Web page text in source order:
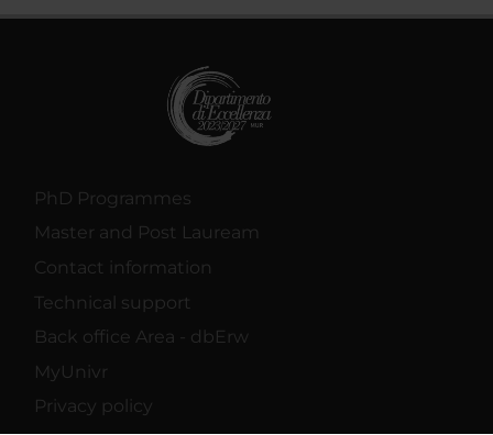
PhD Programmes
Master and Post Lauream
Contact information
Technical support
Back office Area - dbErw
MyUnivr
Privacy policy